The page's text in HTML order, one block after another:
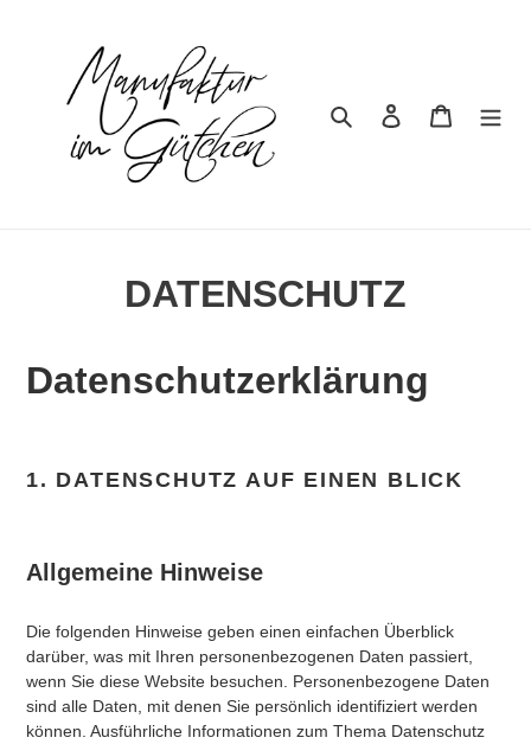
Suchen Einloggen
DATENSCHUTZ
Datenschutz­erklärung
1. DATENSCHUTZ AUF EINEN BLICK
Allgemeine Hinweise
Die folgenden Hinweise geben einen einfachen Überblick
darüber, was mit Ihren personenbezogenen Daten passiert,
wenn Sie diese Website besuchen. Personenbezogene Daten
sind alle Daten, mit denen Sie persönlich identifiziert werden
können. Ausführliche Informationen zum Thema Datenschutz